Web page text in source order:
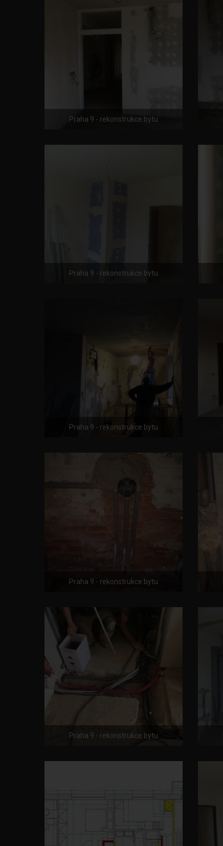
Praha 9 - rekonstrukce bytu
Praha 9 - rekonstrukce bytu
Praha 9 - rekonstrukce bytu
Praha 9 - rekonstrukce bytu
Praha 9 - rekonstrukce bytu